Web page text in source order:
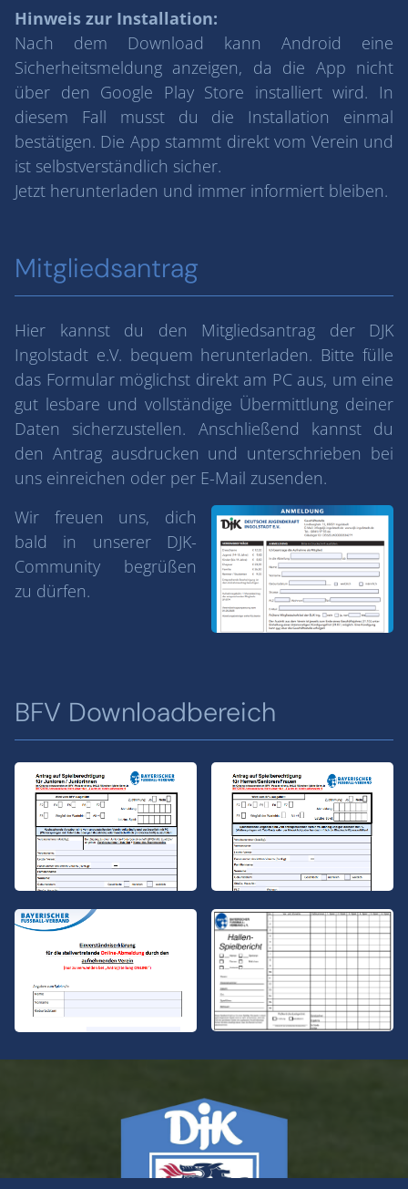
Hinweis zur Installation:
Nach dem Download kann Android eine
Sicherheitsmeldung anzeigen, da die App nicht
über den Google Play Store installiert wird. In
diesem Fall musst du die Installation einmal
bestätigen. Die App stammt direkt vom Verein und
ist selbstverständlich sicher.
Jetzt herunterladen und immer informiert bleiben.
Mitgliedsantrag
Hier kannst du den Mitgliedsantrag der DJK
Ingolstadt e.V. bequem herunterladen. Bitte fülle
das Formular möglichst direkt am PC aus, um eine
gut lesbare und vollständige Übermittlung deiner
Daten sicherzustellen. Anschließend kannst du
den Antrag ausdrucken und unterschrieben bei
uns einreichen oder per E-Mail zusenden.
Wir freuen uns, dich
bald in unserer DJK-
Community begrüßen
zu dürfen.
BFV Downloadbereich